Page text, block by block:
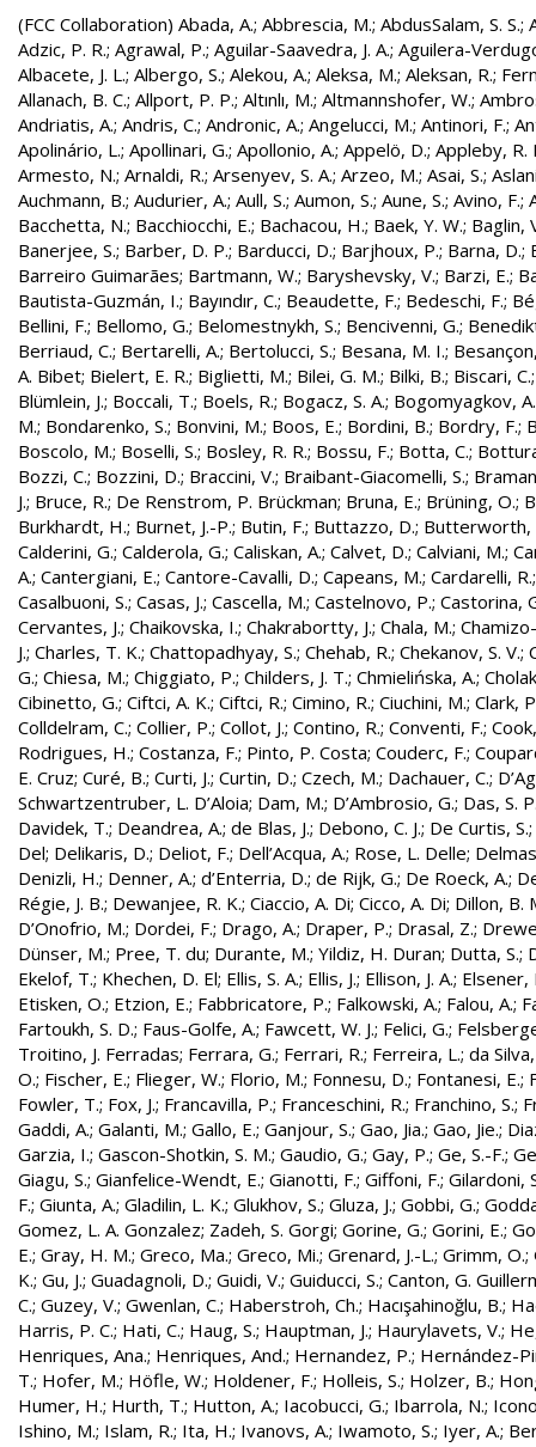
(FCC Collaboration) Abada, A.; Abbrescia, M.; AbdusSalam, S. S.;
Adzic, P. R.; Agrawal, P.; Aguilar-Saavedra, J. A.; Aguilera-
Albacete, J. L.; Albergo, S.; Alekou, A.; Aleksa, M.; Aleksan, R.;
Allanach, B. C.; Allport, P. P.; Altınlı, M.; Altmannshofer, W.;
Andriatis, A.; Andris, C.; Andronic, A.; Angelucci, M.; Antinori, F.;
Apolinário, L.; Apollinari, G.; Apollonio, A.; Appelö, D.; Appleby, R.
Armesto, N.; Arnaldi, R.; Arsenyev, S. A.; Arzeo, M.; Asai, S.;
Auchmann, B.; Audurier, A.; Aull, S.; Aumon, S.; Aune, S.; Avino, F.;
Bacchetta, N.; Bacchiocchi, E.; Bachacou, H.; Baek, Y. W.; Baglin,
Banerjee, S.; Barber, D. P.; Barducci, D.; Barjhoux, P.; Barna, D.;
Barreiro Guimarães; Bartmann, W.; Baryshevsky, V.; Barzi, E.;
Bautista-Guzmán, I.; Bayındır, C.; Beaudette, F.; Bedeschi, F.;
Bellini, F.; Bellomo, G.; Belomestnykh, S.; Bencivenni, G.;
Berriaud, C.; Bertarelli, A.; Bertolucci, S.; Besana, M. I.;
A. Bibet; Bielert, E. R.; Biglietti, M.; Bilei, G. M.; Bilki, B.; Biscari, C.
Blümlein, J.; Boccali, T.; Boels, R.; Bogacz, S. A.; Bogomyagkov, A.
M.; Bondarenko, S.; Bonvini, M.; Boos, E.; Bordini, B.; Bordry, F.;
Boscolo, M.; Boselli, S.; Bosley, R. R.; Bossu, F.; Botta, C.;
Bozzi, C.; Bozzini, D.; Braccini, V.; Braibant-Giacomelli, S.;
J.; Bruce, R.; De Renstrom, P. Brückman; Bruna, E.; Brüning, O.;
Burkhardt, H.; Burnet, J.-P.; Butin, F.; Buttazzo, D.; Butterworth,
Calderini, G.; Calderola, G.; Caliskan, A.; Calvet, D.; Calviani, M.;
A.; Cantergiani, E.; Cantore-Cavalli, D.; Capeans, M.; Cardarelli, R.
Casalbuoni, S.; Casas, J.; Cascella, M.; Castelnovo, P.; Castorina,
Cervantes, J.; Chaikovska, I.; Chakrabortty, J.; Chala, M.;
J.; Charles, T. K.; Chattopadhyay, S.; Chehab, R.; Chekanov, S. V.;
G.; Chiesa, M.; Chiggiato, P.; Childers, J. T.; Chmielińska, A.;
Cibinetto, G.; Ciftci, A. K.; Ciftci, R.; Cimino, R.; Ciuchini, M.; Clark,
Colldelram, C.; Collier, P.; Collot, J.; Contino, R.; Conventi, F.;
Rodrigues, H.; Costanza, F.; Pinto, P. Costa; Couderc, F.;
E. Cruz; Curé, B.; Curti, J.; Curtin, D.; Czech, M.; Dachauer, C.;
Schwartzentruber, L. D’Aloia; Dam, M.; D’Ambrosio, G.; Das, S.
Davidek, T.; Deandrea, A.; de Blas, J.; Debono, C. J.; De Curtis, S.;
Del; Delikaris, D.; Deliot, F.; Dell’Acqua, A.; Rose, L. Delle;
Denizli, H.; Denner, A.; d’Enterria, D.; de Rijk, G.; De Roeck, A.;
Régie, J. B.; Dewanjee, R. K.; Ciaccio, A. Di; Cicco, A. Di; Dillon, B.
D’Onofrio, M.; Dordei, F.; Drago, A.; Draper, P.; Drasal, Z.;
Dünser, M.; Pree, T. du; Durante, M.; Yildiz, H. Duran; Dutta, S.;
Ekelof, T.; Khechen, D. El; Ellis, S. A.; Ellis, J.; Ellison, J. A.; Elsener,
Etisken, O.; Etzion, E.; Fabbricatore, P.; Falkowski, A.; Falou, A.;
Fartoukh, S. D.; Faus-Golfe, A.; Fawcett, W. J.; Felici, G.;
Troitino, J. Ferradas; Ferrara, G.; Ferrari, R.; Ferreira, L.; da
O.; Fischer, E.; Flieger, W.; Florio, M.; Fonnesu, D.; Fontanesi, E.;
Fowler, T.; Fox, J.; Francavilla, P.; Franceschini, R.; Franchino, S.;
Gaddi, A.; Galanti, M.; Gallo, E.; Ganjour, S.; Gao, Jia.; Gao, Jie.;
Garzia, I.; Gascon-Shotkin, S. M.; Gaudio, G.; Gay, P.; Ge, S.-F.;
Giagu, S.; Gianfelice-Wendt, E.; Gianotti, F.; Giffoni, F.; Gilardoni,
F.; Giunta, A.; Gladilin, L. K.; Glukhov, S.; Gluza, J.; Gobbi, G.;
Gomez, L. A. Gonzalez; Zadeh, S. Gorgi; Gorine, G.; Gorini, E.;
E.; Gray, H. M.; Greco, Ma.; Greco, Mi.; Grenard, J.-L.; Grimm, O.;
K.; Gu, J.; Guadagnoli, D.; Guidi, V.; Guiducci, S.; Canton, G.
C.; Guzey, V.; Gwenlan, C.; Haberstroh, Ch.; Hacışahinoğlu, B.;
Harris, P. C.; Hati, C.; Haug, S.; Hauptman, J.; Haurylavets, V.;
Henriques, Ana.; Henriques, And.; Hernandez, P.; Hernández-
T.; Hofer, M.; Höfle, W.; Holdener, F.; Holleis, S.; Holzer, B.;
Humer, H.; Hurth, T.; Hutton, A.; Iacobucci, G.; Ibarrola, N.;
Ishino, M.; Islam, R.; Ita, H.; Ivanovs, A.; Iwamoto, S.; Iyer, A.;